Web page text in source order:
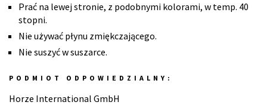
Prać na lewej stronie, z podobnymi kolorami, w temp. 40
stopni.
Nie używać płynu zmiękczającego.
Nie suszyć w suszarce.
PODMIOT ODPOWIEDZIALNY:
Horze International GmbH